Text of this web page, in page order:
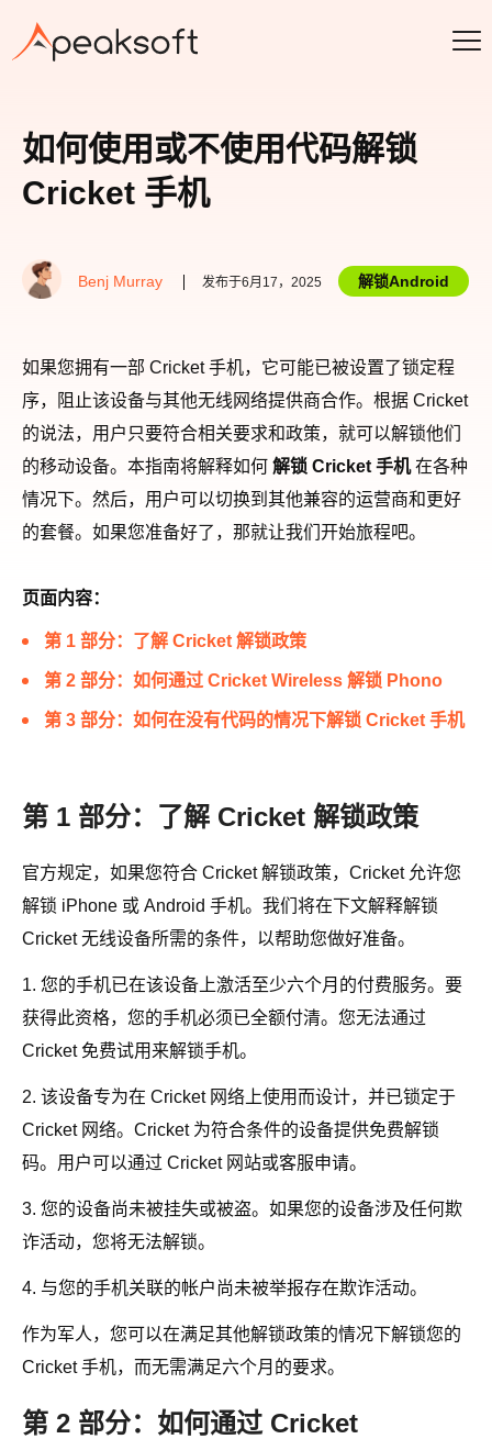
如何使用或不使用代码解锁
Cricket 手机
Benj Murray 发布于6月17，2025 解锁Android
如果您拥有一部 Cricket 手机，它可能已被设置了锁定程
序，阻止该设备与其他无线网络提供商合作。根据 Cricket
的说法，用户只要符合相关要求和政策，就可以解锁他们
的移动设备。本指南将解释如何 解锁 Cricket 手机在各种
情况下。然后，用户可以切换到其他兼容的运营商和更好
的套餐。如果您准备好了，那就让我们开始旅程吧。
页面内容：
第 1 部分：了解 Cricket 解锁政策
第 2 部分：如何通过 Cricket Wireless 解锁 Phono
第 3 部分：如何在没有代码的情况下解锁 Cricket 手机
第 1 部分：了解 Cricket 解锁政策
官方规定，如果您符合 Cricket 解锁政策，Cricket 允许您
解锁 iPhone 或 Android 手机。我们将在下文解释解锁
Cricket 无线设备所需的条件，以帮助您做好准备。
1. 您的手机已在该设备上激活至少六个月的付费服务。要
获得此资格，您的手机必须已全额付清。您无法通过
Cricket 免费试用来解锁手机。
2. 该设备专为在 Cricket 网络上使用而设计，并已锁定于
Cricket 网络。Cricket 为符合条件的设备提供免费解锁
码。用户可以通过 Cricket 网站或客服申请。
3. 您的设备尚未被挂失或被盗。如果您的设备涉及任何欺
诈活动，您将无法解锁。
4. 与您的手机关联的帐户尚未被举报存在欺诈活动。
作为军人，您可以在满足其他解锁政策的情况下解锁您的
Cricket 手机，而无需满足六个月的要求。
第 2 部分：如何通过 Cricket